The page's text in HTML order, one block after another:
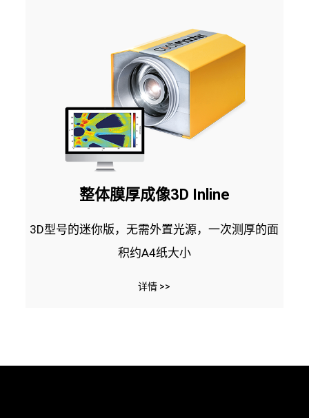
整体膜厚成像3D Inline
3D型号的迷你版，无需外置光源，一次测厚的面
积约A4纸大小
详情 >>